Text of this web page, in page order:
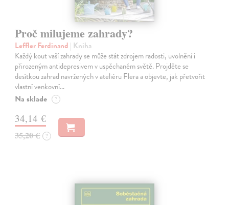
Proč milujeme zahrady?
Leffler Ferdinand | Kniha
Každý kout vaší zahrady se může stát zdrojem radosti, uvolnění i
přirozeným antidepresivem v uspěchaném světě. Projděte se
desítkou zahrad navržených v ateliéru Flera a objevte, jak přetvořit
vlastní venkovní…
Na sklade ?
34,14 €
35,20 € ?